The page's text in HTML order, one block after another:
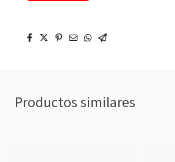
Productos similares